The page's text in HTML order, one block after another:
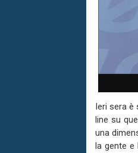
Ieri sera è
line su
una
la gente e